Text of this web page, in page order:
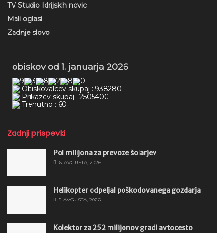
TV Studio Idrijskih novic
Mali oglasi
Zadnje slovo
obiskov od 1. januarja 2026
Obiskovalcev skupaj : 938280
Prikazov skupaj : 2505400
Trenutno : 60
Zadnji prispevki
Pol milijona za prevoze šolarjev
6. AVGUSTA, 2026
Helikopter odpeljal poškodovanega gozdarja
5. AVGUSTA, 2026
Kolektor za 252 milijonov gradi avtocesto